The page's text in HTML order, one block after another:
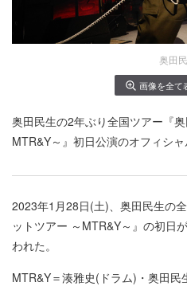
奥田
画像を全て
奥田民生の2年ぶり全国ツアー『
MTR&Y～』初日公演のオフィシャ
2023年1月28日(土)、奥田民生の
ットツアー ～MTR&Y～』の初日
われた。
MTR&Y＝湊雅史(ドラム)・奥田